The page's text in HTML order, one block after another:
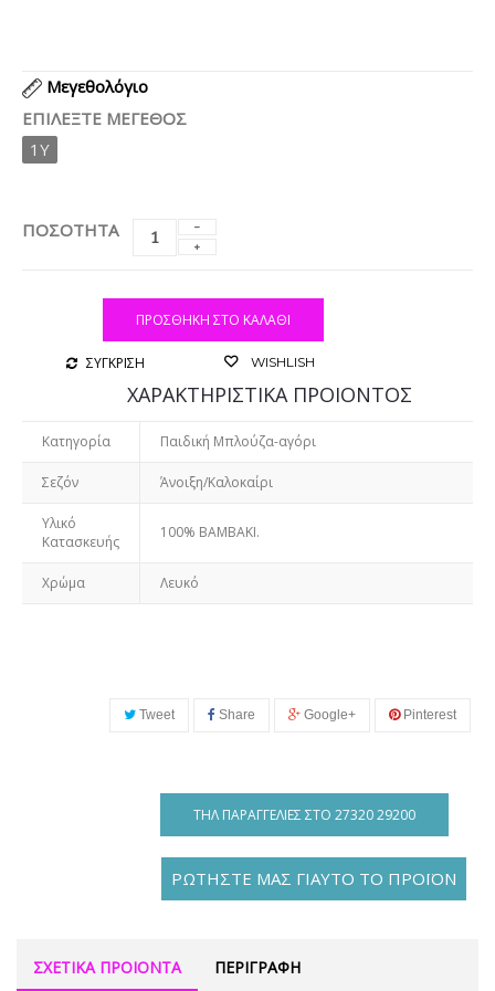
Μεγεθολόγιο
ΕΠΙΛΈΞΤΕ ΜΈΓΕΘΟΣ
1Y
ΠΟΣΟΤΗΤΑ
ΠΡΟΣΘΉΚΗ ΣΤΟ ΚΑΛΆΘΙ
ΣΥΓΚΡΙΣΗ WISHLISH
ΧΑΡΑΚΤΗΡΙΣΤΙΚΑ ΠΡΟΙΟΝΤΟΣ
Κατηγορία Παιδική Μπλούζα-αγόρι
Σεζόν Άνοιξη/Καλοκαίρι
Υλικό
Κατασκευής
100% ΒΑΜΒΑΚΙ.
Χρώμα Λευκό
Tweet Share Google+ Pinterest
ΤΗΛ ΠΑΡΑΓΓΕΛΊΕΣ ΣΤΟ 27320 29200
ΡΩΤΗΣΤΕ ΜΑΣ ΓΙΑΥΤΟ ΤΟ ΠΡΟΪΟΝ
ΣΧΕΤΙΚΑ ΠΡΟΙΟΝΤΑ ΠΕΡΙΓΡΑΦΗ